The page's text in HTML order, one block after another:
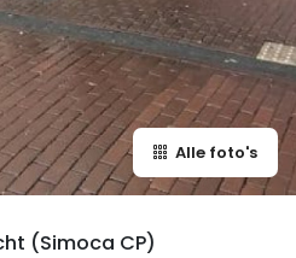
Alle foto's
(Simoca CP)